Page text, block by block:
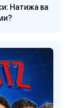
Натижа ва